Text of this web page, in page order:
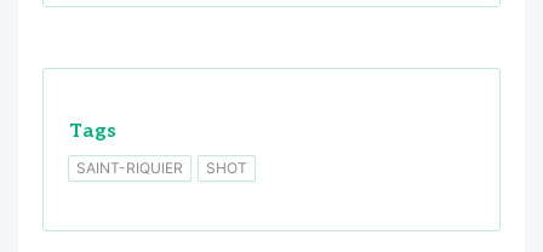
Tags
SAINT-RIQUIER SHOT